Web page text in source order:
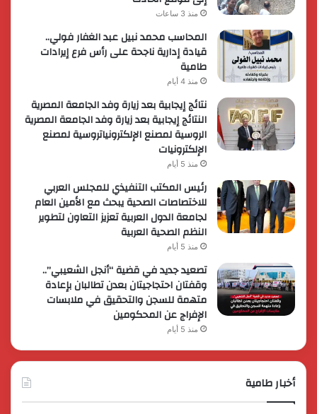
منذ 3 ساعات
المحاسب محمد نبيل عبد الغفار فولي..
قيادة إدارية ناجحة على رأس فرع إيرادات
طامية
منذ 4 أيام
نتائج إيجابية بعد زيارة وفد الجامعة المصرية
النتائج إيجابية بعد زيارة وفد الجامعة المصرية
الروسية لمصنع الإلكترونياتروسية لمصنع
الإلكترونيات
منذ 5 أيام
رئيس المكتب التنفيذي للمجلس العربي
للاختصاصات الصحية يبحث مع الأمين العام
لجامعة الدول العربية تعزيز التعاون لتطوير
النظم الصحية العربية
منذ 5 أيام
تصعيد جديد في قضية “أنجل الشعيبي”..
وقفتان احتجاجيتان بعدن تطالبان بإعادة
متهمة للسجن والتحقيق في ملابسات
الإفراج عن المحكومين
منذ 5 أيام
أخبار طامية